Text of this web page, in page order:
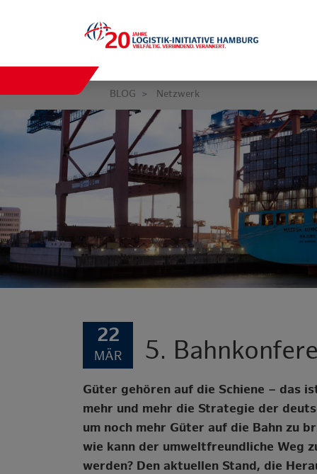
BLOG Netzwerk
22
MÄR 5.
Güter gehören auf die Schiene – das
mehr und mehr die Strategie der
um noch mehr Güter auf die Bahn zu
wie kann der umweltfreundliche Weg
werden? Den aktuellen Stand, die